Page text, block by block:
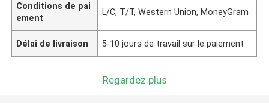
Conditions de pai
ement
L/C, T/T, Western Union, MoneyGram
Délai de livraison 5-10 jours de travail sur le paiement
Regardez plus